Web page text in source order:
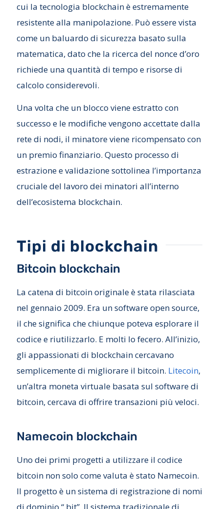
cui la tecnologia blockchain è estremamente
resistente alla manipolazione. Può essere vista
come un baluardo di sicurezza basato sulla
matematica, dato che la ricerca del nonce d’oro
richiede una quantità di tempo e risorse di
calcolo considerevoli.
Una volta che un blocco viene estratto con
successo e le modifiche vengono accettate dalla
rete di nodi, il minatore viene ricompensato con
un premio finanziario. Questo processo di
estrazione e validazione sottolinea l’importanza
cruciale del lavoro dei minatori all’interno
dell’ecosistema blockchain.
Tipi di blockchain
Bitcoin blockchain
La catena di bitcoin originale è stata rilasciata
nel gennaio 2009. Era un software open source,
il che significa che chiunque poteva esplorare il
codice e riutilizzarlo. E molti lo fecero. All’inizio,
gli appassionati di blockchain cercavano
semplicemente di migliorare il bitcoin. Litecoin,
un’altra moneta virtuale basata sul software di
bitcoin, cercava di offrire transazioni più veloci.
Namecoin blockchain
Uno dei primi progetti a utilizzare il codice
bitcoin non solo come valuta è stato Namecoin.
Il progetto è un sistema di registrazione di nomi